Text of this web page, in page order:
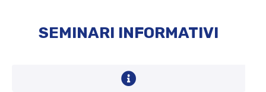
SEMINARI INFORMATIVI